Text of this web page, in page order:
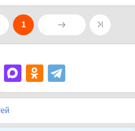
1